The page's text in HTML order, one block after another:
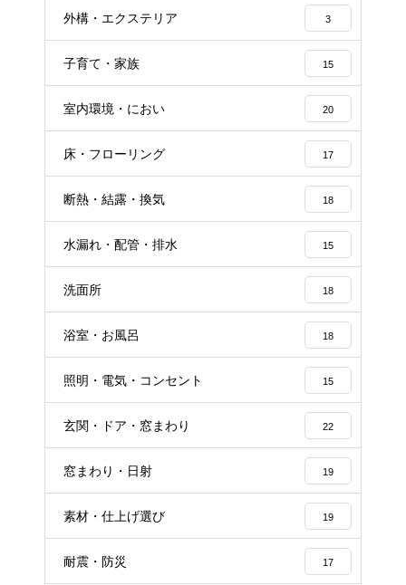
外構・エクステリア 3
子育て・家族 15
室内環境・におい 20
床・フローリング 17
断熱・結露・換気 18
水漏れ・配管・排水 15
洗面所 18
浴室・お風呂 18
照明・電気・コンセント 15
玄関・ドア・窓まわり 22
窓まわり・日射 19
素材・仕上げ選び 19
耐震・防災 17